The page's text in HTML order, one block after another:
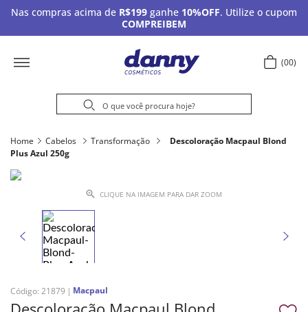
Nas compras acima de R$199 ganhe 10%OFF. Utilize o cupom
COMPREIBEM
00
Home Cabelos Transformação
Descoloração Macpaul Blond
Plus Azul 250g
CLIQUE NA IMAGEM PARA DAR ZOOM
Código: 21879 Macpaul